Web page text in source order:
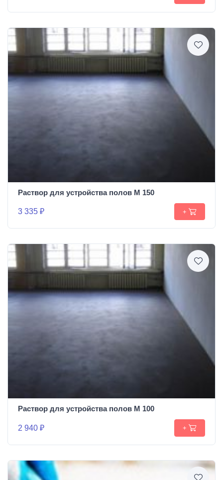
Раствор для устройства полов М 150
3 335 ₽ +
Раствор для устройства полов М 100
2 940 ₽ +